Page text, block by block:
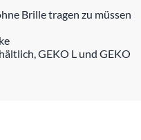
Brille tragen zu müssen
GEKO L und GEKO